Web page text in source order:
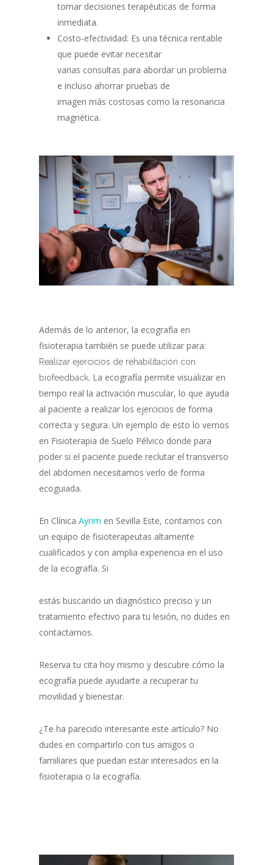
tomar decisiones terapéuticas de forma
inmediata.
Costo-efectividad: Es una técnica rentable
que puede evitar necesitar
varias consultas para abordar un problema
e incluso ahorrar pruebas de
imagen más costosas como la resonancia
magnética.
Además de lo anterior, la ecografía en
fisioterapia también se puede utilizar para:
Realizar ejercicios de rehabilitación con
biofeedback. La ecografía permite visualizar en
tiempo real la activación muscular, lo que ayuda
al paciente a realizar los ejercicios de forma
correcta y segura. Un ejemplo de esto lo vemos
en Fisioterapia de Suelo Pélvico donde para
poder si el paciente puede reclutar el transverso
del abdomen necesitamos verlo de forma
ecoguiada.
En Clínica Ayrim en Sevilla Este, contamos con
un equipo de fisioterapeutas altamente
cualificados y con amplia experiencia en el uso
de la ecografía. Si
estás buscando un diagnóstico preciso y un
tratamiento efectivo para tu lesión, no dudes en
contactarnos.
Reserva tu cita hoy mismo y descubre cómo la
ecografía puede ayudarte a recuperar tu
movilidad y bienestar.
¿Te ha parecido interesante este artículo? No
dudes en compartirlo con tus amigos o
familiares que puedan estar interesados en la
fisioterapia o la ecografía.